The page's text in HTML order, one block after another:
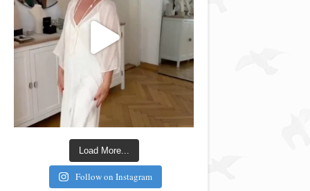
Load More...
Follow on Instagram